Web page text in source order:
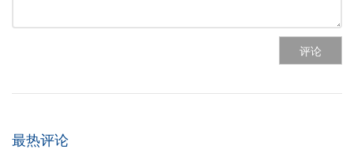
评论
最热评论